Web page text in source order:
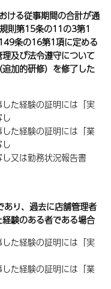
ける従事期間の合計が通
則第15条の11の3第1
条の16第1項に定める
及び法令遵守について
加的研修）を修了した
た経験の証明には「実
た経験の証明には「業
又は勤務状況報告書
あり、過去に店舗管理者
験のある者である場合
た経験の証明には「実
た経験の証明には「業